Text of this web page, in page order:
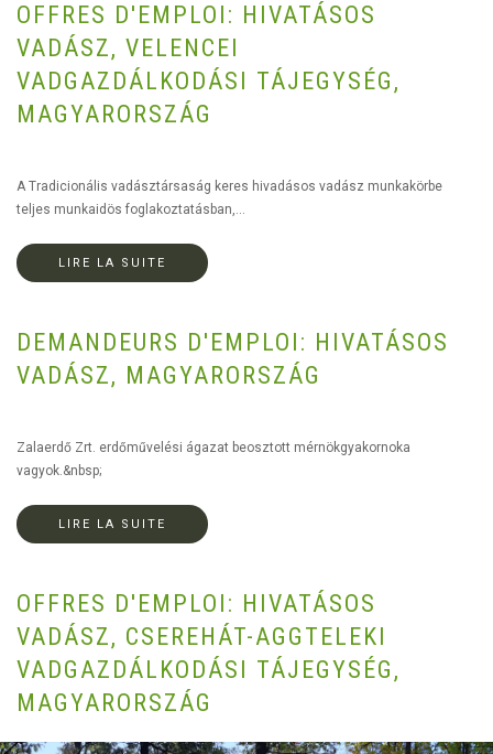
OFFRES D'EMPLOI: HIVATÁSOS
VADÁSZ, VELENCEI
VADGAZDÁLKODÁSI TÁJEGYSÉG,
MAGYARORSZÁG
A Tradicionális vadásztársaság keres hivadásos vadász munkakörbe
teljes munkaidös foglakoztatásban,...
LIRE LA SUITE
DEMANDEURS D'EMPLOI: HIVATÁSOS
VADÁSZ, MAGYARORSZÁG
Zalaerdő Zrt. erdőművelési ágazat beosztott mérnökgyakornoka
vagyok.&nbsp;
LIRE LA SUITE
OFFRES D'EMPLOI: HIVATÁSOS
VADÁSZ, CSEREHÁT-AGGTELEKI
VADGAZDÁLKODÁSI TÁJEGYSÉG,
MAGYARORSZÁG